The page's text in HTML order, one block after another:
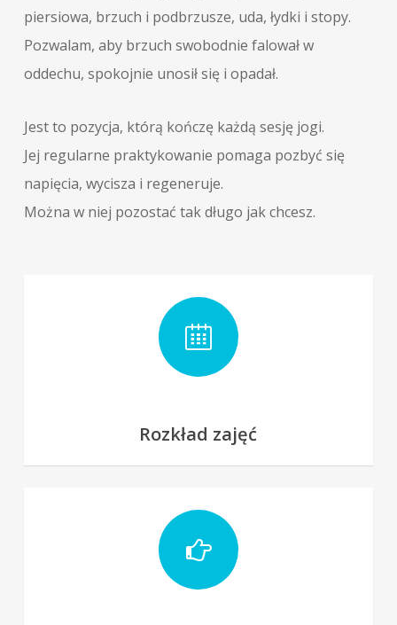
piersiowa, brzuch i podbrzusze, uda, łydki i stopy.
Pozwalam, aby brzuch swobodnie falował w
oddechu, spokojnie unosił się i opadał.
Jest to pozycja, którą kończę każdą sesję jogi.
Jej regularne praktykowanie pomaga pozbyć się
napięcia, wycisza i regeneruje.
Można w niej pozostać tak długo jak chcesz.
Rozkład zajęć